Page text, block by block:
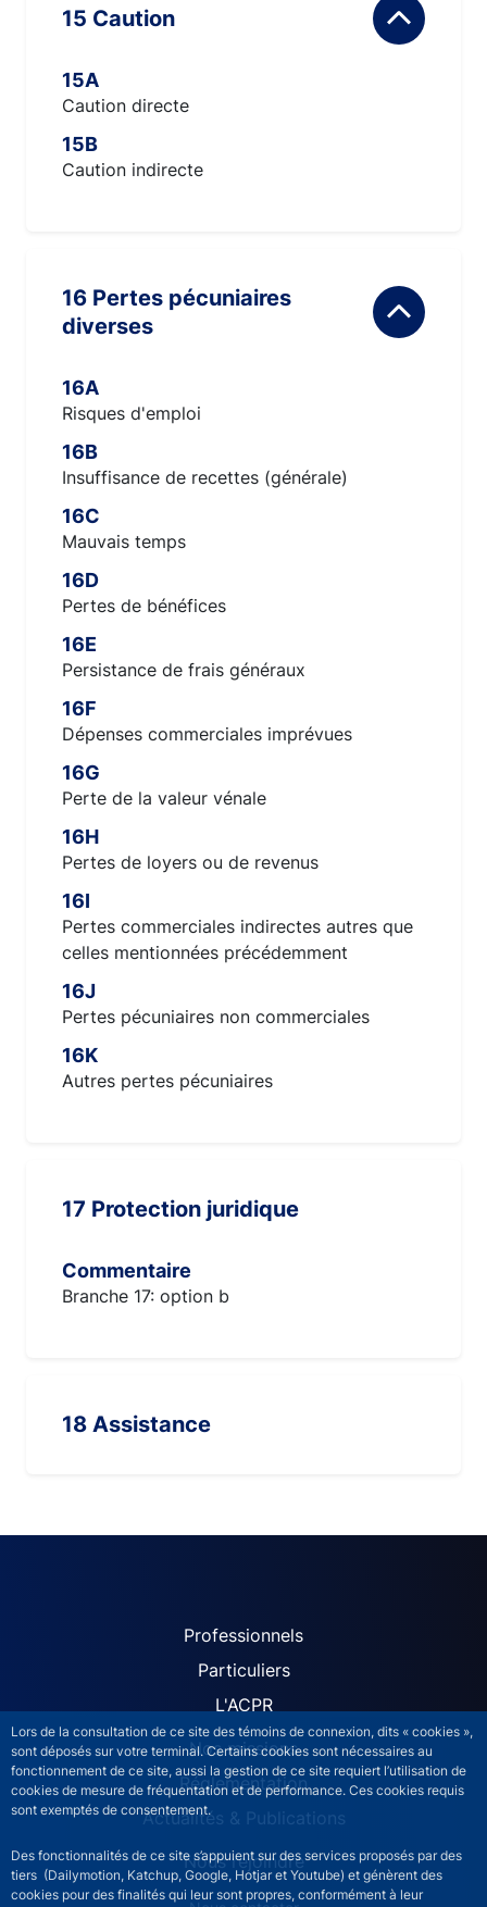
Lors de la consultation de ce site des témoins de connexion, dits « cookies »,
sont déposés sur votre terminal. Certains cookies sont nécessaires au
fonctionnement de ce site, aussi la gestion de ce site requiert l’utilisation de
cookies de mesure de fréquentation et de performance. Ces cookies requis
sont exemptés de consentement.
Des fonctionnalités de ce site s’appuient sur des services proposés par des
tiers (Dailymotion, Katchup, Google, Hotjar et Youtube) et génèrent des
cookies pour des finalités qui leur sont propres, conformément à leur
15 Caution
15A
Caution directe
15B
Caution indirecte
16 Pertes pécuniaires
diverses
16A
Risques d'emploi
16B
Insuffisance de recettes (générale)
16C
Mauvais temps
16D
Pertes de bénéfices
16E
Persistance de frais généraux
16F
Dépenses commerciales imprévues
16G
Perte de la valeur vénale
16H
Pertes de loyers ou de revenus
16I
Pertes commerciales indirectes autres que
celles mentionnées précédemment
16J
Pertes pécuniaires non commerciales
16K
Autres pertes pécuniaires
17 Protection juridique
Commentaire
Branche 17: option b
18 Assistance
ACPR site navigation
Professionnels
Particuliers
L'ACPR
Nos missions
Réglementation
Actualités & Publications
Nous rejoindre